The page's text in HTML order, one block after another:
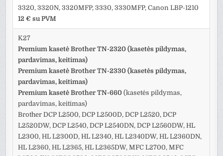
3320, 3320N, 3320MFP, 3330, 3330MFP, Canon LBP-1210
12 € su PVM
K27
Premium kasetė Brother TN-2320 (kasetės pildymas,
pardavimas, keitimas)
Premium kasetė Brother TN-2330 (kasetės pildymas,
pardavimas, keitimas)
Premium kasetė Brother TN-660 (kasetės pildymas,
pardavimas, keitimas)
Brother DCP L2500, DCP L2500D, DCP L2520, DCP
L2520DW, DCP L2540, DCP L2540DN, DCP L2560DW, HL
L2300, HL L2300D, HL L2340, HL L2340DW, HL L2360DN,
HL L2360, HL L2365, HL L2365DW, MFC L2700, MFC